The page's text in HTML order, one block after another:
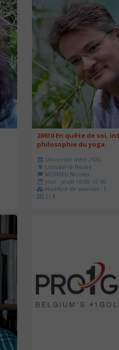
20610 En quête de soi,
philosophie du yoga
Université d'été 2026
Louvain-la-Neuve
MONSEU Nicolas
Jour : jeudi 10:00- 12:00
Nombre de séances : 1
21 €